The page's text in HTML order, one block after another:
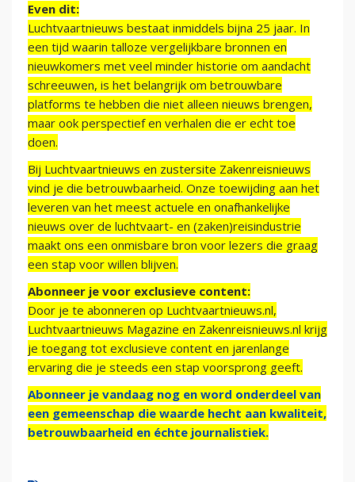
Even dit:
Luchtvaartnieuws bestaat inmiddels bijna 25 jaar. In
een tijd waarin talloze vergelijkbare bronnen en
nieuwkomers met veel minder historie om aandacht
schreeuwen, is het belangrijk om betrouwbare
platforms te hebben die niet alleen nieuws brengen,
maar ook perspectief en verhalen die er echt toe
doen.
Bij Luchtvaartnieuws en zustersite Zakenreisnieuws
vind je die betrouwbaarheid. Onze toewijding aan het
leveren van het meest actuele en onafhankelijke
nieuws over de luchtvaart- en (zaken)reisindustrie
maakt ons een onmisbare bron voor lezers die graag
een stap voor willen blijven.
Abonneer je voor exclusieve content:
Door je te abonneren op Luchtvaartnieuws.nl,
Luchtvaartnieuws Magazine en Zakenreisnieuws.nl krijg
je toegang tot exclusieve content en jarenlange
ervaring die je steeds een stap voorsprong geeft.
Abonneer je vandaag nog en word onderdeel van
een gemeenschap die waarde hecht aan kwaliteit,
betrouwbaarheid en échte journalistiek.